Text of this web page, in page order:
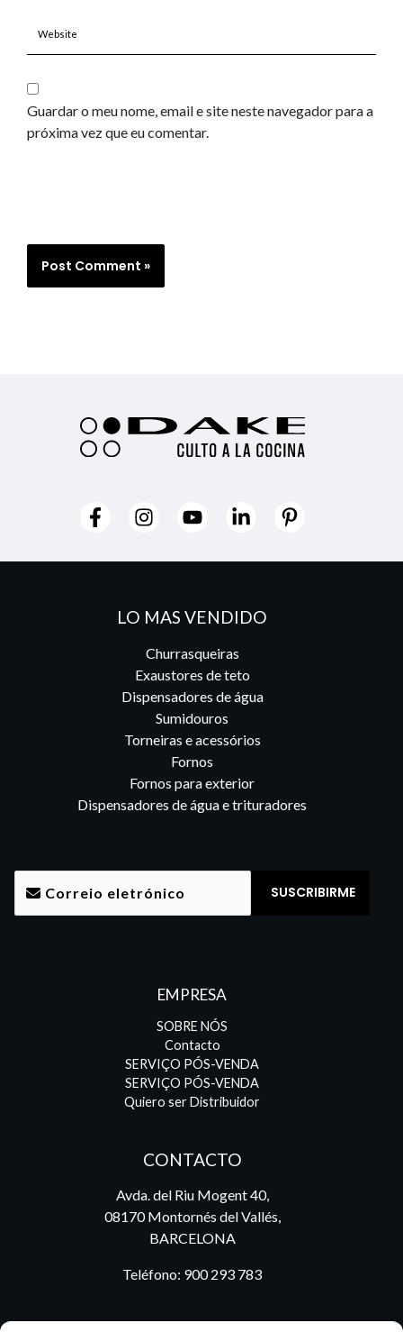
Guardar o meu nome, email e site neste navegador para a
próxima vez que eu comentar.
LO MAS VENDIDO
Churrasqueiras
Exaustores de teto
Dispensadores de água
Sumidouros
Torneiras e acessórios
Fornos
Fornos para exterior
Dispensadores de água e trituradores
EMPRESA
SOBRE NÓS
Contacto
SERVIÇO PÓS-VENDA
SERVIÇO PÓS-VENDA
Quiero ser Distribuidor
CONTACTO
Avda. del Riu Mogent 40,
08170 Montornés del Vallés,
BARCELONA
Teléfono: 900 293 783